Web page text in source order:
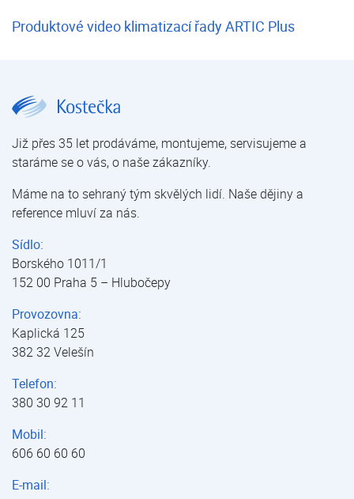
Produktové video klimatizací řady ARTIC Plus
Již přes 35 let prodáváme, montujeme, servisujeme a
staráme se o vás, o naše zákazníky.
Máme na to sehraný tým skvělých lidí. Naše dějiny a
reference mluví za nás.
Sídlo:
Borského 1011/1
152 00 Praha 5 – Hlubočepy
Provozovna:
Kaplická 125
382 32 Velešín
Telefon:
380 30 92 11
Mobil:
606 60 60 60
E-mail: